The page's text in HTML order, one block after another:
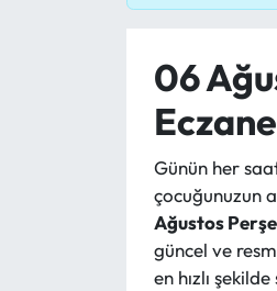
06
Günün her
çocuğunuzun
Ağustos
güncel ve
en hızlı